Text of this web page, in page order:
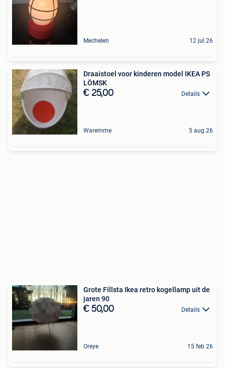
Mechelen 12 jul 26
Draaistoel voor kinderen model IKEA PS
LÖMSK
€ 25,00 Details
Waremme 5 aug 26
Grote Fillsta Ikea retro kogellamp uit de
jaren 90
€ 50,00 Details
Oreye 15 feb 26